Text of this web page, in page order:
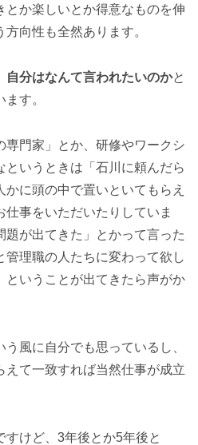
とか楽しいとか得意なものを伸
向性も全然あります。
自分はなんて言われたいのかと
す。
専門家」とか、研修やワークシ
というときは「石川に頼んだら
に頭の中で置いといてもらえ
事をいただいたりしていま
が出てきた」とかって言った
管理職の人たちに変わって欲し
ということが出てきたら声がか
風に自分でも思っているし、
えて一致すれば当然仕事が成立
けど、3年後とか5年後と